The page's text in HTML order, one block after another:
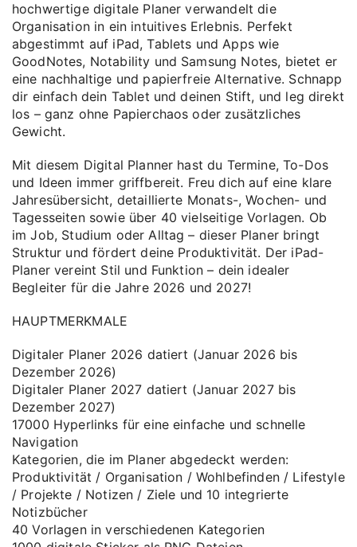
hochwertige digitale Planer verwandelt die
Organisation in ein intuitives Erlebnis. Perfekt
abgestimmt auf iPad, Tablets und Apps wie
GoodNotes, Notability und Samsung Notes, bietet er
eine nachhaltige und papierfreie Alternative. Schnapp
dir einfach dein Tablet und deinen Stift, und leg direkt
los – ganz ohne Papierchaos oder zusätzliches
Gewicht.
Mit diesem Digital Planner hast du Termine, To-Dos
und Ideen immer griffbereit. Freu dich auf eine klare
Jahresübersicht, detaillierte Monats-, Wochen- und
Tagesseiten sowie über 40 vielseitige Vorlagen. Ob
im Job, Studium oder Alltag – dieser Planer bringt
Struktur und fördert deine Produktivität. Der iPad-
Planer vereint Stil und Funktion – dein idealer
Begleiter für die Jahre 2026 und 2027!
HAUPTMERKMALE
Digitaler Planer 2026 datiert (Januar 2026 bis
Dezember 2026)
Digitaler Planer 2027 datiert (Januar 2027 bis
Dezember 2027)
17000 Hyperlinks für eine einfache und schnelle
Navigation
Kategorien, die im Planer abgedeckt werden:
Produktivität / Organisation / Wohlbefinden / Lifestyle
/ Projekte / Notizen / Ziele und 10 integrierte
Notizbücher
40 Vorlagen in verschiedenen Kategorien